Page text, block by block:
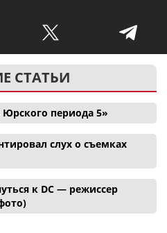
СТАТЬИ
периода 5»
слух о съемках
к DC — режиссер